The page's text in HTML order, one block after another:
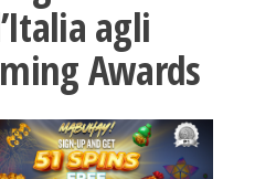
agli
Awards